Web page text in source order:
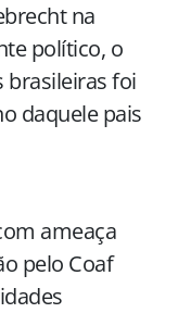
na
político, o
brasileiras foi
daquele pais
ameaça
pelo Coaf